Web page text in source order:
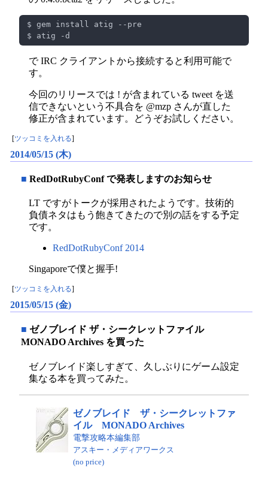
で IRC クライアントから接続すると利用可能で
す。
今回のリリースでは ! が含まれている tweet を送
信できないという不具合を @mzp さんが直した
修正が含まれています。どうぞお試しください。
[ツッコミを入れる]
2014/05/15 (木)
■ RedDotRubyConf で発表しますのお知らせ
LT ですがトークが採用されたようです。技術的
負債ネタはもう飽きてきたので別の話をする予定
です。
RedDotRubyConf 2014
Singaporeで僕と握手!
ツッコミを入れる
2015/05/15 (金)
■ ゼノブレイド ザ・シークレットファイル
MONADO Archives を買った
ゼノブレイド楽しすぎて、久しぶりにゲーム設定
集なる本を買ってみた。
ゼノブレイド ザ・シークレットファ
イル MONADO Archives
電撃攻略本編集部
アスキー・メディアワークス
(no price)